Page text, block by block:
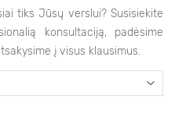
tiks Jūsų verslui? Susisiekite
konsultaciją, padėsime
į visus klausimus.